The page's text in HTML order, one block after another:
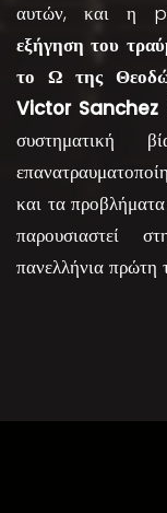
αυτών, και η
εξήγηση του
το Ω της
Victor
και τα
πανελλήνια πρώτη